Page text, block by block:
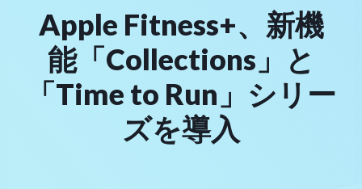
Apple Fitness+、新機
能「Collections」と
「Time to Run」シリー
ズを導入